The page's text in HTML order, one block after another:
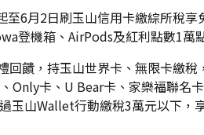
6月2日刷玉山信用卡繳綜所稅享
登機箱、AirPods及紅利點數1萬
饋，持玉山世界卡、無限卡繳稅
Only卡、U Bear卡、家樂福聯名
山Wallet行動繳稅3萬元以下，